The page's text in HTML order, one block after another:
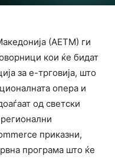
(АЕТМ) ги
кои ќе бидат
за е-трговија, што
опера и
од светски
приказни,
програма што ќе